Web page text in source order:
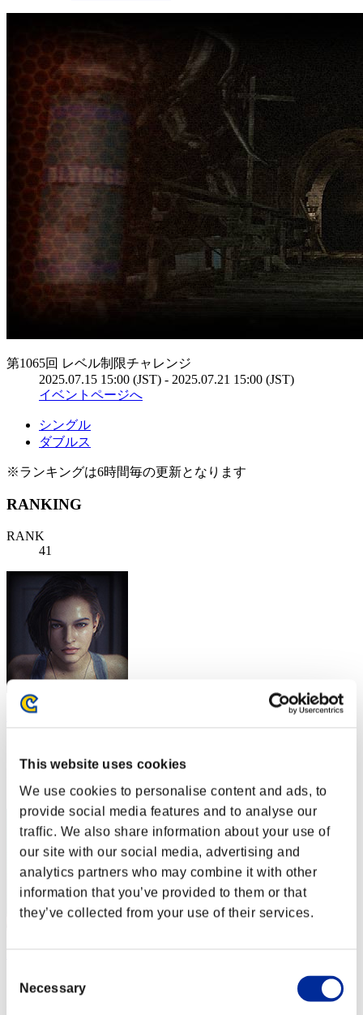
This website uses cookies
We use cookies to personalise content and ads, to
provide social media features and to analyse our
traffic. We also share information about your use of
our site with our social media, advertising and
analytics partners who may combine it with other
information that you’ve provided to them or that
they’ve collected from your use of their services.
Selection
Necessary
第1065回 レベル制限チャレンジ
2025.07.15 15:00 (JST) - 2025.07.21 15:00 (JST)
イベントページへ
シングル
ダブルス
※ランキングは6時間毎の更新となります
RANKING
RANK
41
Zolee
RANK
42
DavyZomZom
スコア:Lv:20/03'20"53